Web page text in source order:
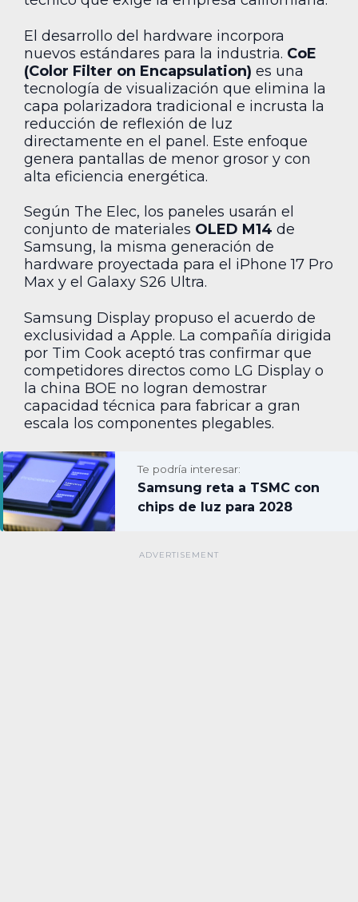
El desarrollo del hardware incorpora
nuevos estándares para la industria. CoE
(Color Filter on Encapsulation) es una
tecnología de visualización que elimina la
capa polarizadora tradicional e incrusta la
reducción de reflexión de luz
directamente en el panel. Este enfoque
genera pantallas de menor grosor y con
alta eficiencia energética.
Según The Elec, los paneles usarán el
conjunto de materiales OLED M14 de
Samsung, la misma generación de
hardware proyectada para el iPhone 17 Pro
Max y el Galaxy S26 Ultra.
Samsung Display propuso el acuerdo de
exclusividad a Apple. La compañía dirigida
por Tim Cook aceptó tras confirmar que
competidores directos como LG Display o
la china BOE no logran demostrar
capacidad técnica para fabricar a gran
escala los componentes plegables.
Te podría interesar:
Samsung reta a TSMC con
chips de luz para 2028